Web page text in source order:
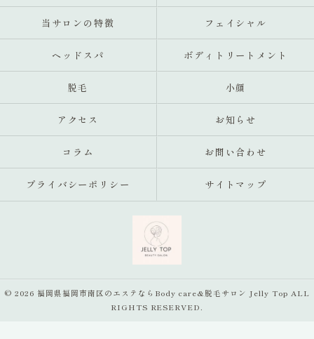
当サロンの特徴 フェイシャル
ヘッドスパ ボディトリートメント
脱毛 小顔
アクセス お知らせ
コラム お問い合わせ
プライバシーポリシー サイトマップ
© 2026 福岡県福岡市南区のエステならBody care&脱毛サロン Jelly Top ALL
RIGHTS RESERVED.